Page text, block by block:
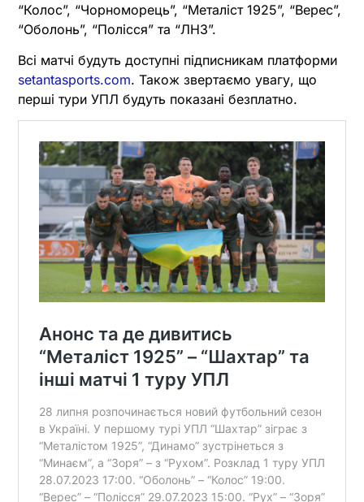
“Колос”, “Чорноморець”, “Металіст 1925”, “Верес”,
“Оболонь”, “Полісся” та “ЛНЗ”.
Всі матчі будуть доступні підписникам платформи
setantasports.com. Також звертаємо увагу, що
перші тури УПЛ будуть показані безплатно.